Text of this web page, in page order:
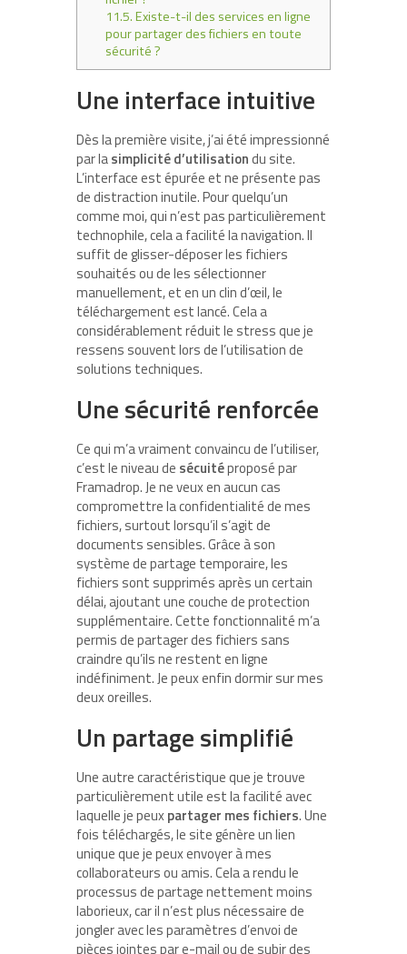
11.5.Existe-t-il des services en ligne
pour partager des fichiers en toute
sécurité ?
Une interface intuitive
Dès la première visite, j’ai été impressionné
par lasimplicité d’utilisationdu site.
L’interface est épurée et ne présente pas
de distraction inutile. Pour quelqu’un
comme moi, qui n’est pas particulièrement
technophile, cela a facilité la navigation. Il
suffit de glisser-déposer les fichiers
souhaités ou de les sélectionner
manuellement, et en un clin d’œil, le
téléchargement est lancé. Cela a
considérablement réduit le stress que je
ressens souvent lors de l’utilisation de
solutions techniques.
Une sécurité renforcée
Ce qui m’a vraiment convaincu de l’utiliser,
c’est le niveau de sécuitéproposé par
Framadrop. Je ne veux en aucun cas
compromettre la confidentialité de mes
fichiers, surtout lorsqu’il s’agit de
documents sensibles. Grâce à son
système de partage temporaire, les
fichiers sont supprimés après un certain
délai, ajoutant une couche de protection
supplémentaire. Cette fonctionnalité m’a
permis de partager des fichiers sans
craindre qu’ils ne restent en ligne
indéfiniment. Je peux enfin dormir sur mes
deux oreilles.
Un partage simplifié
Une autre caractéristique que je trouve
particulièrement utile est la facilité avec
laquelle je peuxpartager mes fichiers. Une
fois téléchargés, le site génère un lien
unique que je peux envoyer à mes
collaborateurs ou amis. Cela a rendu le
processus de partage nettement moins
laborieux, car il n’est plus nécessaire de
jongler avec les paramètres d’envoi de
pièces jointes par e-mail ou de subir des